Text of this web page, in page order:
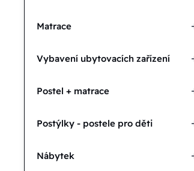
Matrace
Vybavení ubytovacích zařízení
Postel + matrace
Postýlky - postele pro děti
Nábytek